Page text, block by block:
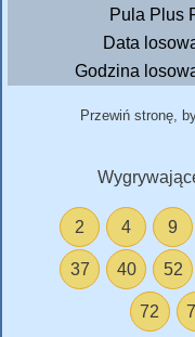
Pula Plus
Data
Godzina
Przewiń stronę,
2 4 9
37 40 52
72